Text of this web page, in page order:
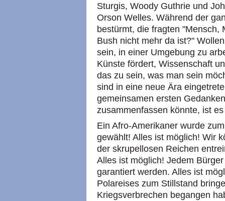
Sturgis, Woody Guthrie und
Orson Welles. Während der
bestürmt, die fragten "Mensch,
Bush nicht mehr da ist?"
sein, in einer Umgebung zu
Künste fördert, Wissenschaft
das zu sein, was man sein
sind in eine neue Ära
gemeinsamen ersten
zusammenfassen könnte, ist
Ein Afro-Amerikaner wurde
gewählt! Alles ist möglich! Wir
der skrupellosen Reichen
Alles ist möglich! Jedem
garantiert werden. Alles ist
Polareises zum Stillstand
Kriegsverbrechen begangen